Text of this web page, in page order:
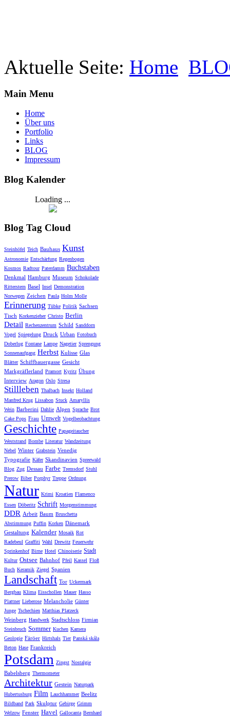
Aktuelle Seite: Home
Main Menu
Home
Über uns
Portfolio
Links
BLOG
Impressum
Blog Kalender
Loading ...
Blog Tag Cloud
Steinhöfel Teich Bauhaus Kunst
Astronomie Entschärfung Regenbogen
Kosmos Radtour Paterdamm Buchstaben
Denkmal Hamburg Museum Schokolade
Ritterstern Basel Insel Demonstration
Norwegen Zeichen Paula Holm Molle
Erinnerung Tübke Politik Sachsen
Tisch Korkenzieher Christo Berlin
Detail Rechenzentrum Schild Sanddorn
Vogel Spiegelung Druck Urban Fotobuch
Doberlug Fontane Lampe Nagetier Sprengung
Sonnenaufgang Herbst Kulisse Glas
Blätter Schiffbauergasse Gesicht
Markgräflerland Pramort Kyritz Übung
Interview Aragon Oslo Stresa
Stillleben Thalbach Insekt Holland
Manfred Krug Lissabon Stuck Amaryllis
Wein Barberini Dahlie Alpen Sprache Brot
Cake Pops Frau Umwelt Vogelbeobachtung
Geschichte Papageitaucher
Weststrand Bombe Literatur Wandzeitung
Nebel Winter Grabstein Venedig
Typografie Käfer Skandinavien Spreewald
Blog Zug Dessau Farbe Tremsdorf Stuhl
Prerow Biber Porphyr Treppe Ordnung
Natur Krimi Kroatien Flamenco
Essen Döberitz Schrift Morgenstimmung
DDR Arbeit Baum Bruschetta
Abstimmung Puffin Korken Dänemark
Gestaltung Kalender Mosaik Rot
Radebeul Graffiti Wahl Drewitz Feuerwehr
Sprinkenhof Birne Hotel Chinoiserie Stadt
Kultur Ostsee Bahnhof Pfeil Kassel Floß
Buch Keramik Ziegel Spanien
Landschaft Tor Uckermark
Bergbau Klima Eisschollen Mauer Hasso
Plattner Lieberose Melancholie Günter
Junge Tschechien Matthias Platzeck
Weinberg Handwerk Stadtschloss Firmian
Steinbruch Sommer Kuchen Kamera
Geologie Färöer Hirtshals Tier Panská skála
Beton Hase Frankreich
Potsdam Zingst Nostalgie
Babelsberg Thermometer
Architektur Gestein Naturpark
Hubertusburg Film Lauchhammer Beelitz
Bildband Park Skulptur Gebirge Grimm
Welzow Fenster Havel Gallocanta Bernhard